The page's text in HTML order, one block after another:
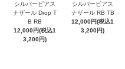
シルバーピアス
ナザール Drop T
B RB
12,000円(税込1
3,200円)
シルバーピアス
ナザール RB TB
12,000円(税込1
3,200円)